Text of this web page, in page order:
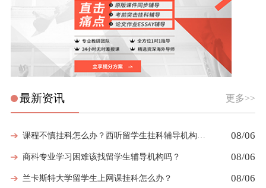
最新资讯 更多>>
课程不慎挂科怎么办？西听留学生挂科辅导机构教你如何高效挽救GPA 08/06
商科专业学习困难该找留学生辅导机构吗？ 08/06
兰卡斯特大学留学生上网课挂科怎么办？ 08/06